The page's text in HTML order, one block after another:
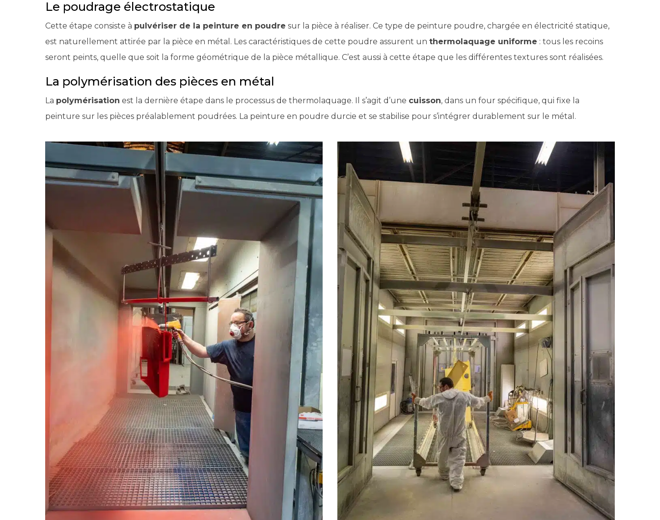
Le poudrage électrostatique
Cette étape consiste à pulvériser de la peinture en poudre sur la pièce à réaliser. Ce type de peinture poudre, chargée en électricité statique,
est naturellement attirée par la pièce en métal. Les caractéristiques de cette poudre assurent un thermolaquage uniforme : tous les recoins
seront peints, quelle que soit la forme géométrique de la pièce métallique. C’est aussi à cette étape que les différentes textures sont réalisées.
La polymérisation des pièces en métal
La polymérisation est la dernière étape dans le processus de thermolaquage. Il s’agit d’une cuisson, dans un four spécifique, qui fixe la
peinture sur les pièces préalablement poudrées. La peinture en poudre durcie et se stabilise pour s’intégrer durablement sur le métal.